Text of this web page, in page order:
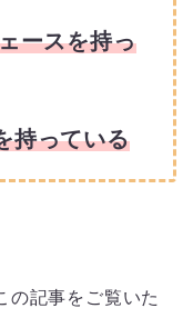
ースを持っ
持っている
の記事をご覧いた